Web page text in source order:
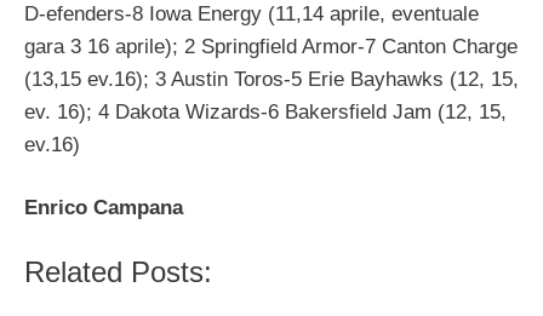
D-efenders-8 Iowa Energy (11,14 aprile, eventuale
gara 3 16 aprile); 2 Springfield Armor-7 Canton Charge
(13,15 ev.16); 3 Austin Toros-5 Erie Bayhawks (12, 15,
ev. 16); 4 Dakota Wizards-6 Bakersfield Jam (12, 15,
ev.16)
Enrico Campana
Related Posts: